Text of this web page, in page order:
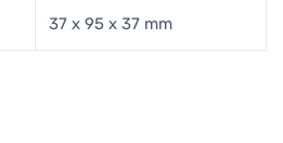
37 x 95 x 37 mm